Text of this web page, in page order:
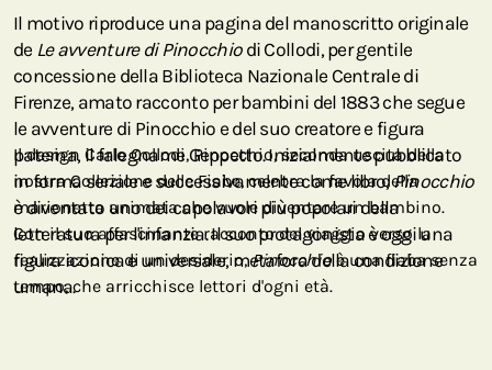
Il motivo riproduce una pagina del manoscritto originale
de Leavventuredi Pinocchiodi Collodi, per gentile
concessione della Biblioteca Nazionale Centrale di
Firenze, amato racconto per bambini del 1883 che segue
le avventure di Pinocchio e del suo creatore e figura
paterna, il falegname Geppetto. Inizialmente pubblicato
in forma seriale e successivamente come libro,Pinocchio
è diventato uno dei capolavori più popolari della
letteratura per l'infanzia. Il suo protagonista è oggi una
figura iconica e universale, metafora della condizione
umana.
Il design Carlo Collodi, Pinocchio, seconda uscita della
nostra Collezione delle Fiabe, celebra la favola della
marionetta animata che vuole diventare un bambino.
Con il suo affascinante racconto del viaggio verso la
realizzazione di un desiderio,Pinocchioè una fiaba senza
tempo, che arricchisce lettori d'ogni età.